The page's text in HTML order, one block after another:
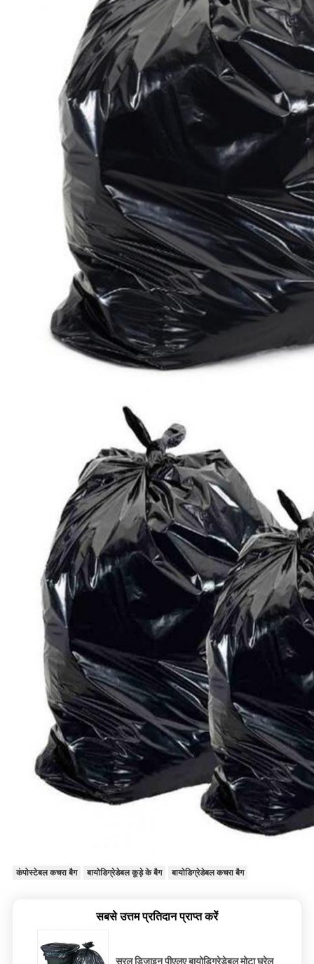
कंपोस्टेबल कचरा बैग बायोडिग्रेडेबल कूड़े के बैग बायोडिग्रेडेबल कचरा बैग
सबसे उत्तम प्रतिदान प्राप्त करें
सरल डिजाइन पीएलए बायोडिग्रेडेबल मोटा घरेलू